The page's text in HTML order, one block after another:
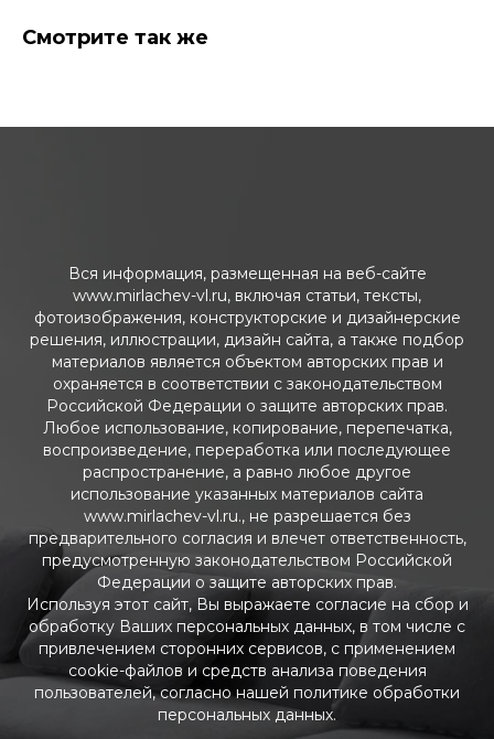
Смотрите так же
Вся информация, размещенная на веб-сайте
www.mirlachev-vl.ru, включая статьи, тексты,
фотоизображения, конструкторские и дизайнерские
решения, иллюстрации, дизайн сайта, а также подбор
материалов является объектом авторских прав и
охраняется в соответствии с законодательством
Российской Федерации о защите авторских прав.
Любое использование, копирование, перепечатка,
воспроизведение, переработка или последующее
распространение, а равно любое другое
использование указанных материалов сайта
www.mirlachev-vl.ru., не разрешается без
предварительного согласия и влечет ответственность,
предусмотренную законодательством Российской
Федерации о защите авторских прав.
Используя этот сайт, Вы выражаете согласие на сбор и
обработку Ваших персональных данных, в том числе с
привлечением сторонних сервисов, с применением
cookie-файлов и средств анализа поведения
пользователей, согласно нашей политике обработки
персональных данных.